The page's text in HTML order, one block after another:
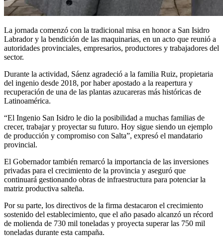
La jornada comenzó con la tradicional misa en honor a San Isidro
Labrador y la bendición de las maquinarias, en un acto que reunió a
autoridades provinciales, empresarios, productores y trabajadores del
sector.
Durante la actividad, Sáenz agradeció a la familia Ruiz, propietaria
del ingenio desde 2018, por haber apostado a la reapertura y
recuperación de una de las plantas azucareras más históricas de
Latinoamérica.
“El Ingenio San Isidro le dio la posibilidad a muchas familias de
crecer, trabajar y proyectar su futuro. Hoy sigue siendo un ejemplo
de producción y compromiso con Salta”, expresó el mandatario
provincial.
El Gobernador también remarcó la importancia de las inversiones
privadas para el crecimiento de la provincia y aseguró que
continuará gestionando obras de infraestructura para potenciar la
matriz productiva salteña.
Por su parte, los directivos de la firma destacaron el crecimiento
sostenido del establecimiento, que el año pasado alcanzó un récord
de molienda de 730 mil toneladas y proyecta superar las 750 mil
toneladas durante esta campaña.